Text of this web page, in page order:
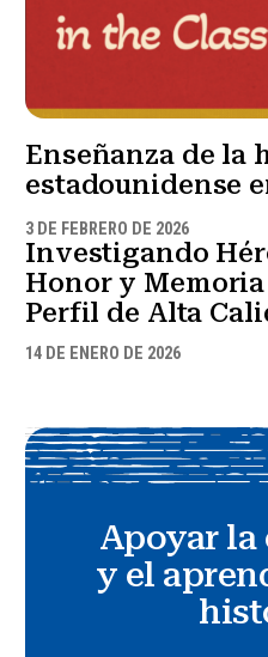
Enseñanza de la
estadounidense
3 DE FEBRERO DE 2026
Investigando
Honor y
Perfil de Alta
14 DE ENERO DE 2026
Apoyar la
y el